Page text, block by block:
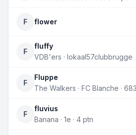
F flower
F
fluffy
VDB'ers · lokaal57clubbrugge
F
Fluppe
The Walkers · FC Blanche ·
F
fluvius
Banana · 1e · 4 ptn